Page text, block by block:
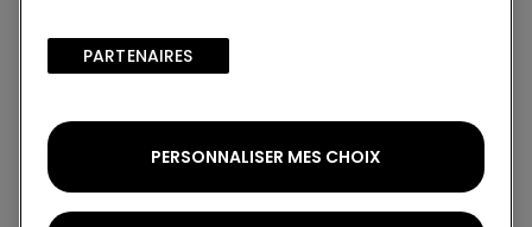
PARTENAIRES​
PERSONNALISER MES CHOIX